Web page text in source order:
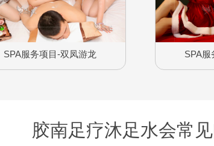
SPA服务项目-双凤游龙 SPA服
胶南足疗沐足水会常